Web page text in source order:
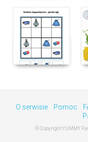
O serwisie Pomoc
© Copyright YUMMY